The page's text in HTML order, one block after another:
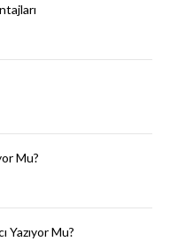
Mu?
Yazıyor Mu?